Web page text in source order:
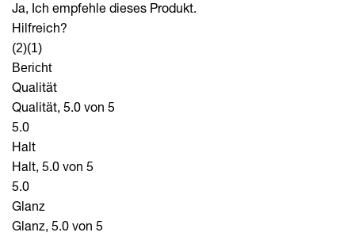
Ja, Ich empfehle dieses Produkt.
Hilfreich?
(2)(1)
Bericht
Qualität
Qualität, 5.0 von 5
5.0
Halt
Halt, 5.0 von 5
5.0
Glanz
Glanz, 5.0 von 5